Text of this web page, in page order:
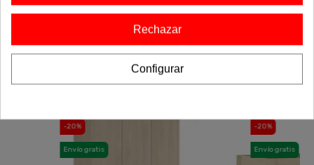
hogar con un estilo cohesivo y elegante. Encuentra el
equilibrio perfecto entre estética y funcionalidad, y dale un
toque único a tu espacio. ¡Haz que tu casa refleje tu estilo
con la colección completa!
Envío gratis Envío gratis
Rechazar
Configurar